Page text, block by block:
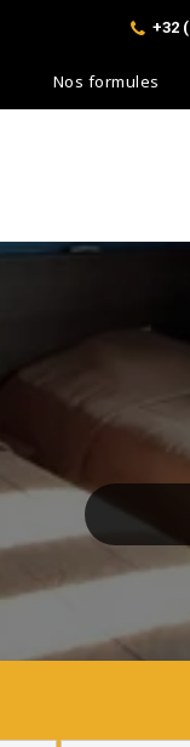
+32
Nos formules
Votre confort